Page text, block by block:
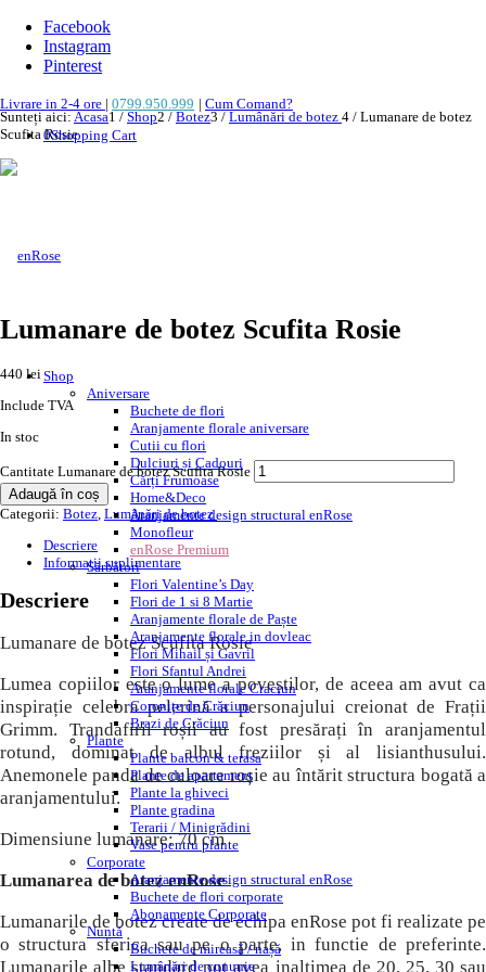
Facebook
Instagram
Pinterest
Livrare in 2-4 ore | 0799.950.999 | Cum Comand?
0Shopping Cart
Shop
Aniversare
Buchete de flori
Aranjamente florale aniversare
Cutii cu flori
Dulciuri și Cadouri
Cărți Frumoase
Home&Deco
Aranjamente design structural enRose
Monofleur
enRose Premium
Sărbători
Flori Valentine’s Day
Flori de 1 si 8 Martie
Aranjamente florale de Paște
Aranjamente florale in dovleac
Flori Mihail și Gavril
Flori Sfantul Andrei
Aranjamente florale Craciun
Coronițe de Crăciun
Brazi de Crăciun
Plante
Plante balcon & terasa
Plante de apartament
Plante la ghiveci
Plante gradina
Terarii / Minigrădini
Vase pentru plante
Corporate
Aranjamente design structural enRose
Buchete de flori corporate
Abonamente Corporate
Nuntă
Buchete de mireasă / nașă
Lumânări de cununie
Sunteți aici: Acasa1 / Shop2 / Botez3 / Lumânări de botez 4 / Lumanare de botez
Scufita Rosie
Lumanare de botez Scufita Rosie
440 lei
Include TVA
In stoc
Cantitate Lumanare de botez Scufita Rosie
Adaugă în coș
Categorii: Botez Lumânări de botez
Descriere
Informații suplimentare
Descriere
Lumanare de botez Scufita Rosie
Lumea copiilor este o lume a poveștilor, de aceea am avut ca
inspirație celebra pelerină a personajului creionat de Frații
Grimm. Trandafirii roșii au fost presărați în aranjamentul
rotund, dominat de albul freziilor și al lisianthusului.
Anemonele panda de culoare roșie au întărit structura bogată a
aranjamentului.
Dimensiune lumanare: 70 cm
Lumanarea de botez enRose
Lumanarile de botez create de echipa enRose pot fi realizate pe
o structura sferica sau pe o parte, in functie de preferinte.
Lumanarile albe standard pot avea inaltimea de 20, 25, 30 sau